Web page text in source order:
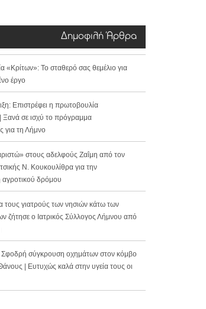
Δημοφιλή Άρθρα
«Κρίτων»: Το σταθερό σας θεμέλιο για
έργο
Επιστρέφει η πρωτοβουλία
σε ισχύ το πρόγραμμα
για τη Λήμνο
στους αδελφούς Ζαΐμη από τον
Ν. Κουκουλίθρα για την
δρόμου
τους γιατρούς των νησιών κάτω των
ζήτησε ο Ιατρικός Σύλλογος Λήμνου από
Σφοδρή σύγκρουση οχημάτων στον κόμβο
| Ευτυχώς καλά στην υγεία τους οι